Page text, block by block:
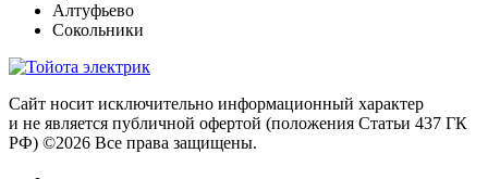
Алтуфьево
Сокольники
Сайт носит исключительно информационный характер
и не является публичной офертой (положения Статьи 437 ГК
РФ) ©2026 Все права защищены.